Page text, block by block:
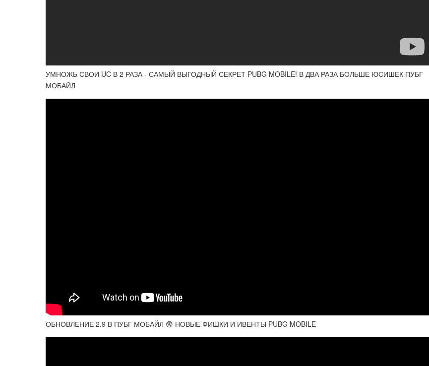
УМНОЖЬ СВОИ UC В 2 РАЗА - САМЫЙ ВЫГОДНЫЙ СЕКРЕТ PUBG MOBILE! В ДВА РАЗА БОЛЬШЕ ЮСИШЕК ПУБГ
МОБАЙЛ
ОБНОВЛЕНИЕ 2.9 В ПУБГ МОБАЙЛ 😨 НОВЫЕ ФИШКИ И ИВЕНТЫ PUBG MOBILE